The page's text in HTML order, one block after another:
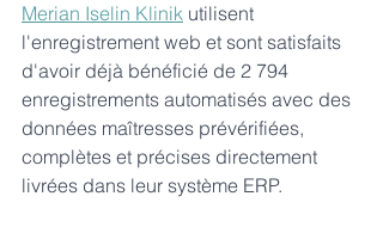
Merian Iselin Klinik utilisent
l'enregistrement web et sont satisfaits
d'avoir déjà bénéficié de 2 794
enregistrements automatisés avec des
données maîtresses prévérifiées,
complètes et précises directement
livrées dans leur système ERP.